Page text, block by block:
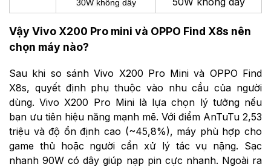
30W không dây
Vậy Vivo X200 Pro mini và OPPO Find X8s nên
chọn máy nào?
Sau khi so sánh Vivo X200 Pro Mini và OPPO Find
X8s, quyết định phụ thuộc vào nhu cầu của người
dùng. Vivo X200 Pro Mini là lựa chọn lý tưởng nếu
bạn ưu tiên hiệu năng mạnh mẽ. Với điểm AnTuTu 2,53
triệu và độ ổn định cao (~45,8%), máy phù hợp cho
game thủ hoặc người cần xử lý tác vụ nặng. Sạc
nhanh 90W có dây giúp nạp pin cực nhanh. Ngoài ra